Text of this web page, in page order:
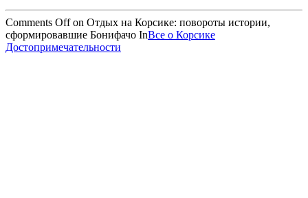
Comments Offon Отдых на Корсике: повороты истории,
сформировавшие Бонифачо InВсе о Корсике
Достопримечательности